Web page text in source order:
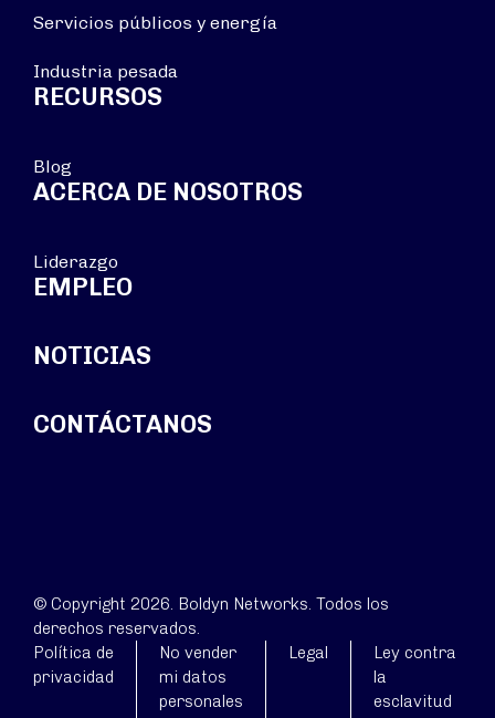
Servicios públicos y energía
Industria pesada
RECURSOS
Blog
ACERCA DE NOSOTROS
Liderazgo
EMPLEO
NOTICIAS
CONTÁCTANOS
© Copyright 2026. Boldyn Networks. Todos los
derechos reservados.
Política de
privacidad
No vender
mi datos
personales
Legal
Ley contra
la
esclavitud